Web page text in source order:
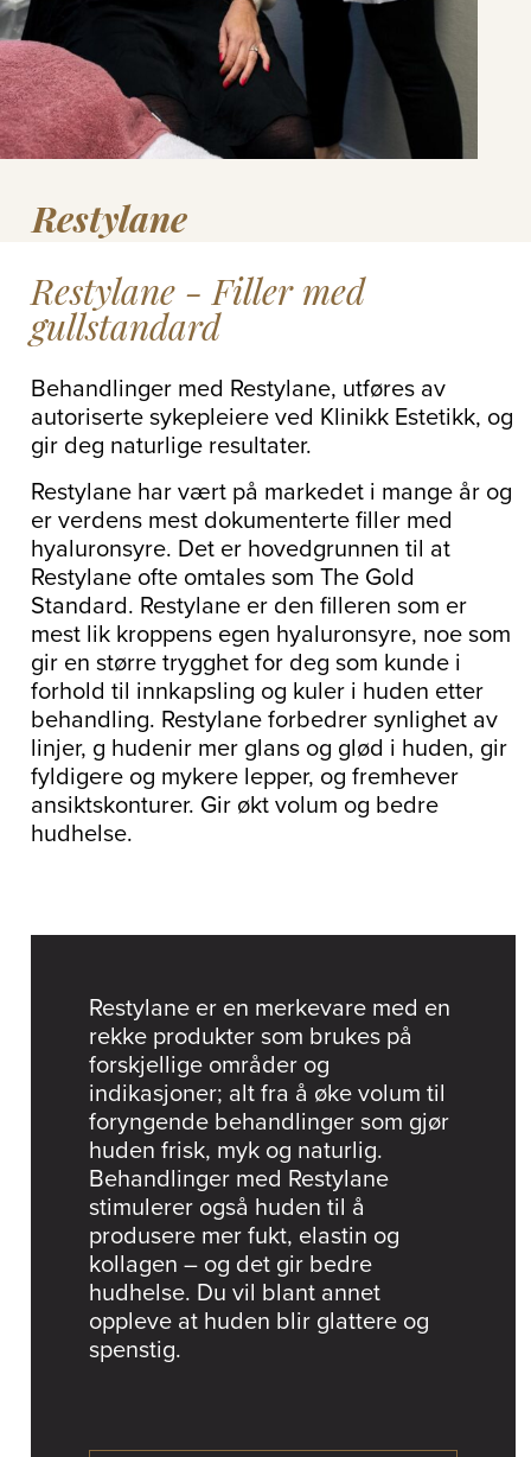
Restylane
Restylane - Filler med
gullstandard
Behandlinger med Restylane, utføres av
autoriserte sykepleiere ved Klinikk Estetikk, og
gir deg naturlige resultater.
Restylane har vært på markedet i mange år og
er verdens mest dokumenterte filler med
hyaluronsyre. Det er hovedgrunnen til at
Restylane ofte omtales som The Gold
Standard. Restylane er den filleren som er
mest lik kroppens egen hyaluronsyre, noe som
gir en større trygghet for deg som kunde i
forhold til innkapsling og kuler i huden etter
behandling. Restylane forbedrer synlighet av
linjer, g hudenir mer glans og glød i huden, gir
fyldigere og mykere lepper, og fremhever
ansiktskonturer. Gir økt volum og bedre
hudhelse.
Restylane er en merkevare med en
rekke produkter som brukes på
forskjellige områder og
indikasjoner; alt fra å øke volum til
foryngende behandlinger som gjør
huden frisk, myk og naturlig.
Behandlinger med Restylane
stimulerer også huden til å
produsere mer fukt, elastin og
kollagen – og det gir bedre
hudhelse. Du vil blant annet
oppleve at huden blir glattere og
spenstig.